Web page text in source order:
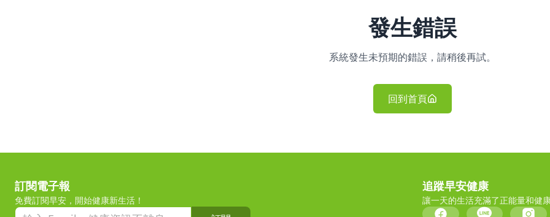
發生錯誤
系統發生未預期的錯誤，請稍後再試。
回到首頁
訂閱電子報
免費訂閱早安，開始健康新生活！
追蹤早安健康
讓一天的生活充滿了正能量和健